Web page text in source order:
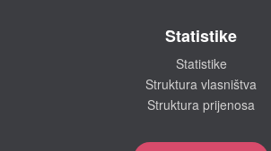
Statistike
Statistike
Struktura vlasništva
Struktura prijenosa